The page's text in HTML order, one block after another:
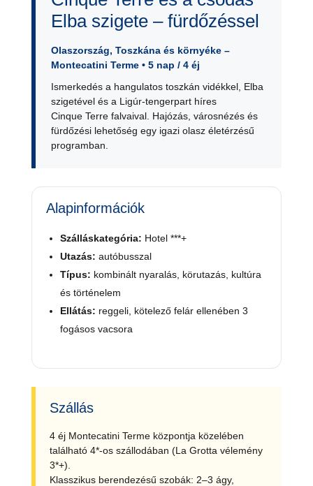
Elba szigete – fürdőzéssel
Olaszország, Toszkána és környéke –
Montecatini Terme • 5 nap / 4 éj
Ismerkedés a hangulatos toszkán vidékkel, Elba
szigetével és a Ligúr-tengerpart híres
Cinque Terre falvaival. Hajózás, városnézés és
fürdőzési lehetőség egy igazi olasz életérzésű
programban.
Alapinformációk
Szálláskategória: Hotel ***+
Utazás: autóbusszal
Típus: kombinált nyaralás, körutazás, kultúra
és történelem
Ellátás: reggeli, kötelező felár ellenében 3
fogásos vacsora
Szállás
4 éj Montecatini Terme központja közelében
található 4*-os szállodában (La Grotta vélemény
3*+).
Klasszikus berendezésű szobák: 2–3 ágy,